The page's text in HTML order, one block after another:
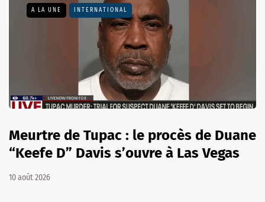
A LA UNE INTERNATIONAL
Meurtre de Tupac : le procès de Duane
“Keefe D” Davis s’ouvre à Las Vegas
10 août 2026